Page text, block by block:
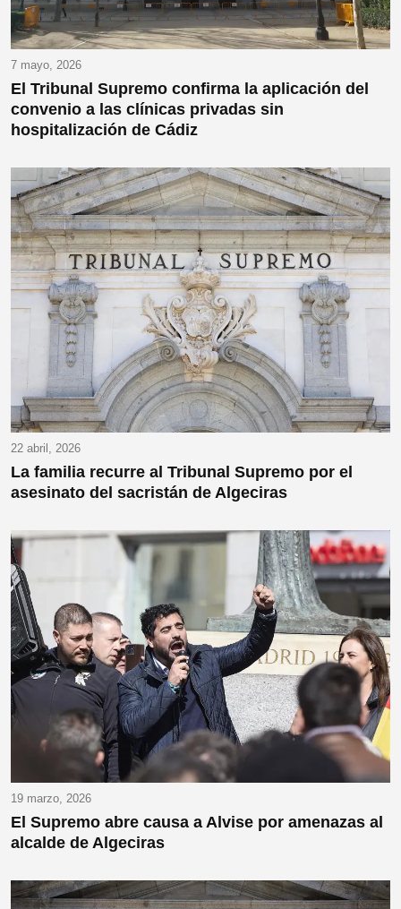
7 mayo, 2026
El Tribunal Supremo confirma la aplicación del
convenio a las clínicas privadas sin
hospitalización de Cádiz
22 abril, 2026
La familia recurre al Tribunal Supremo por el
asesinato del sacristán de Algeciras
19 marzo, 2026
El Supremo abre causa a Alvise por amenazas al
alcalde de Algeciras